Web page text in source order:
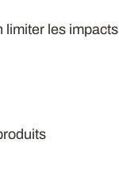
limiter les impacts